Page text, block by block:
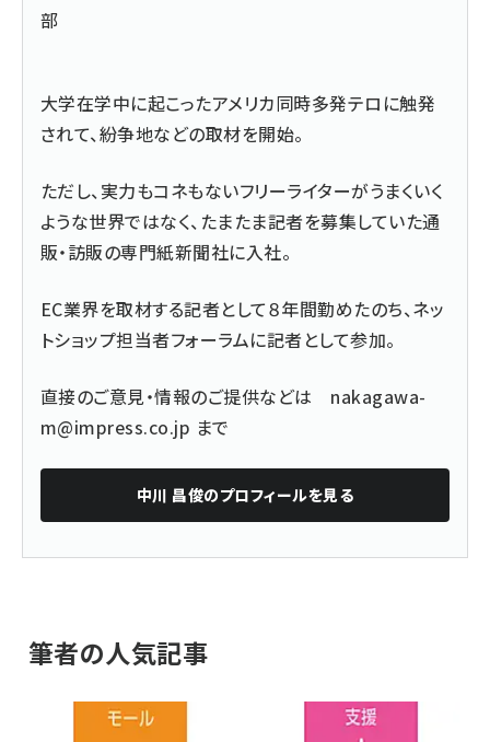
部
大学在学中に起こったアメリカ同時多発テロに触発
されて、紛争地などの取材を開始。
ただし、実力もコネもないフリーライターがうまくいく
ような世界ではなく、たまたま記者を募集していた通
販・訪販の専門紙新聞社に入社。
EC業界を取材する記者として８年間勤めたのち、ネッ
トショップ担当者フォーラムに記者として参加。
直接のご意見・情報のご提供などは nakagawa-
m@impress.co.jp まで
中川 昌俊のプロフィールを見る
筆者の人気記事